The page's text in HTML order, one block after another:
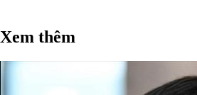
Xem thêm